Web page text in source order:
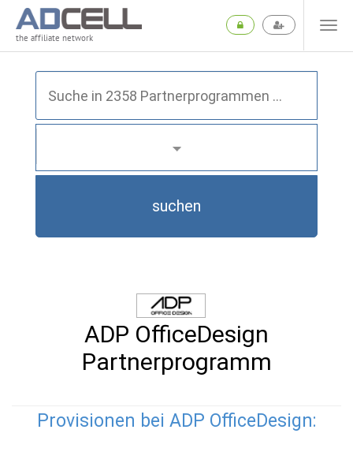
the affiliate network
suchen
ADP OfficeDesign
Partnerprogramm
Provisionen bei ADP OfficeDesign: